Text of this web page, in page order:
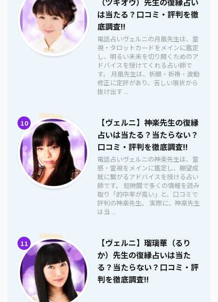
は当たる？口コミ・評判を徹
底調査!!
電話占いヴェルニの月凰先生は、霊
視・タロットカードをメインに鑑定
し、明るい未来を切り開くためのア
ドバイスを授けてくれる占い師で
す。 月凰先生は、祈願・祈祷・波動
修正に定評があり、苦しい現状から
抜け出す ...
10
【ヴェルニ】神楽先生の復縁
占いは当たる？当たらない？
口コミ・評判を徹底調査!!
電話占いヴェルニの神楽先生は、霊
感・霊視をメインに鑑定し、願望成
就に繋がるアドバイスを授ける占い
師です。 短時間で多くの情報を読み
取り「的中率が高い」と、口コミで
評判の神楽先生。 実際に、神楽先生
は当 ...
11
【ヴェルニ】瑠璃華（るり
か）先生の復縁占いは当た
る？当たらない？口コミ・評
判を徹底調査!!